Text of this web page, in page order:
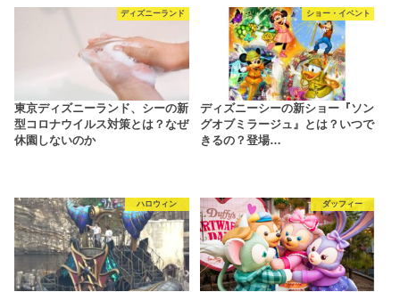
ディズニーランド
東京ディズニーランド、シーの新
型コロナウイルス対策とは？なぜ
休園しないのか
ショー・イベント
ディズニーシーの新ショー『ソン
グオブミラージュ』とは？いつで
きるの？登場…
ハロウィン ダッフィー